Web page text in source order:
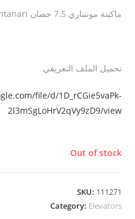
ماكينة مونتناري 7.5 حصان Montanari
تحميل الملف التعريفي
file/d/1D_rCGie5vaPk-
2l3mSgLoHrV2qVy9zD9/view
Out of stock
SKU: 111271
Category: Elevators